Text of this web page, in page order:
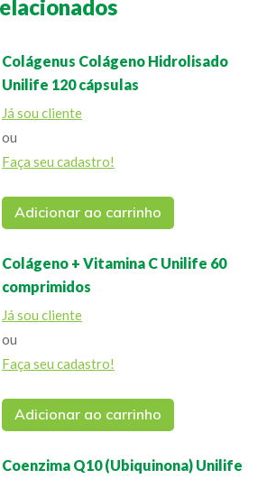
Colágenus Colágeno Hidrolisado
Unilife 120 cápsulas
Já sou cliente
ou
Faça seu cadastro!
Adicionar ao carrinho
Colágeno + Vitamina C Unilife 60
comprimidos
Já sou cliente
ou
Faça seu cadastro!
Adicionar ao carrinho
Coenzima Q10 (Ubiquinona) Unilife